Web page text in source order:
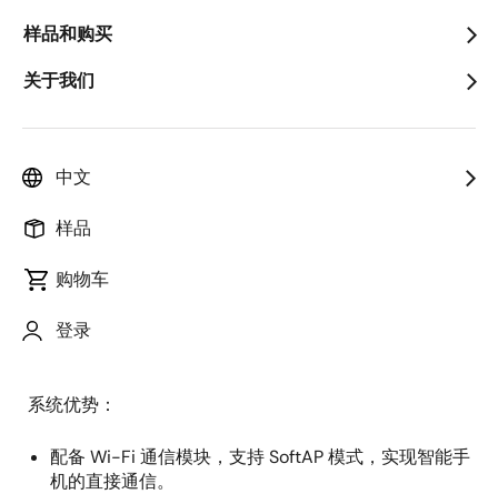
样品和购买
关于我们
中文
样品
购物车
登录
概述
概
述
描
述
这款车库门控制器支持 Wi-Fi 连接，可让您在车内使用
智能手机开关车库门并控制照明。 其采用软件启用接入
点（SoftAP）模式运行，无需 Wi-Fi 路由器即可直接与
智能手机通信。 多个智能手机可通过输入 SSID 和密码连
系统优势：
配备 Wi-Fi 通信模块，支持 SoftAP 模式，实现智能手
机的直接通信。